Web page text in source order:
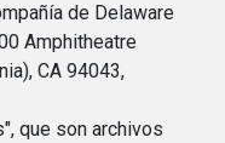
de Delaware
Amphitheatre
CA 94043,
que son archivos